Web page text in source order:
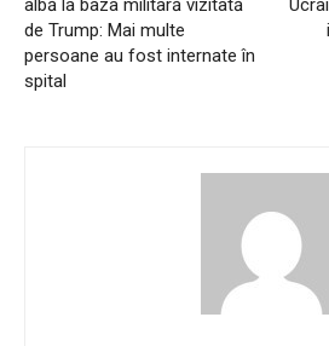
albă la baza militară vizitată
de Trump: Mai multe
persoane au fost internate în
spital